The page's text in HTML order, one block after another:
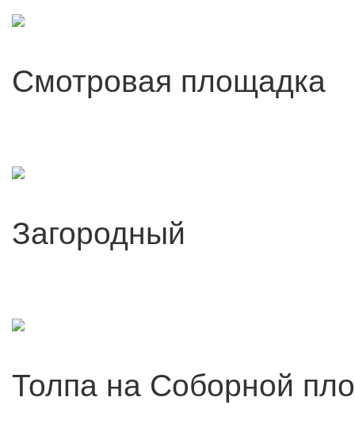
Смотровая площадка
Загородный
Толпа на Соборной